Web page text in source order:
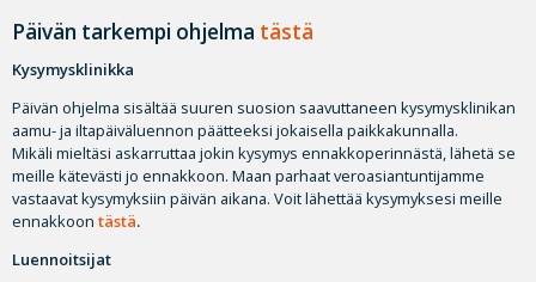
Päivän tarkempi ohjelma tästä
Kysymysklinikka
Päivän ohjelma sisältää suuren suosion saavuttaneen kysymysklinikan
aamu- ja iltapäiväluennon päätteeksi jokaisella paikkakunnalla.
Mikäli mieltäsi askarruttaa jokin kysymys ennakkoperinnästä, lähetä se
meille kätevästi jo ennakkoon. Maan parhaat veroasiantuntijamme
vastaavat kysymyksiin päivän aikana. Voit lähettää kysymyksesi meille
ennakkoon tästä.
Luennoitsijat